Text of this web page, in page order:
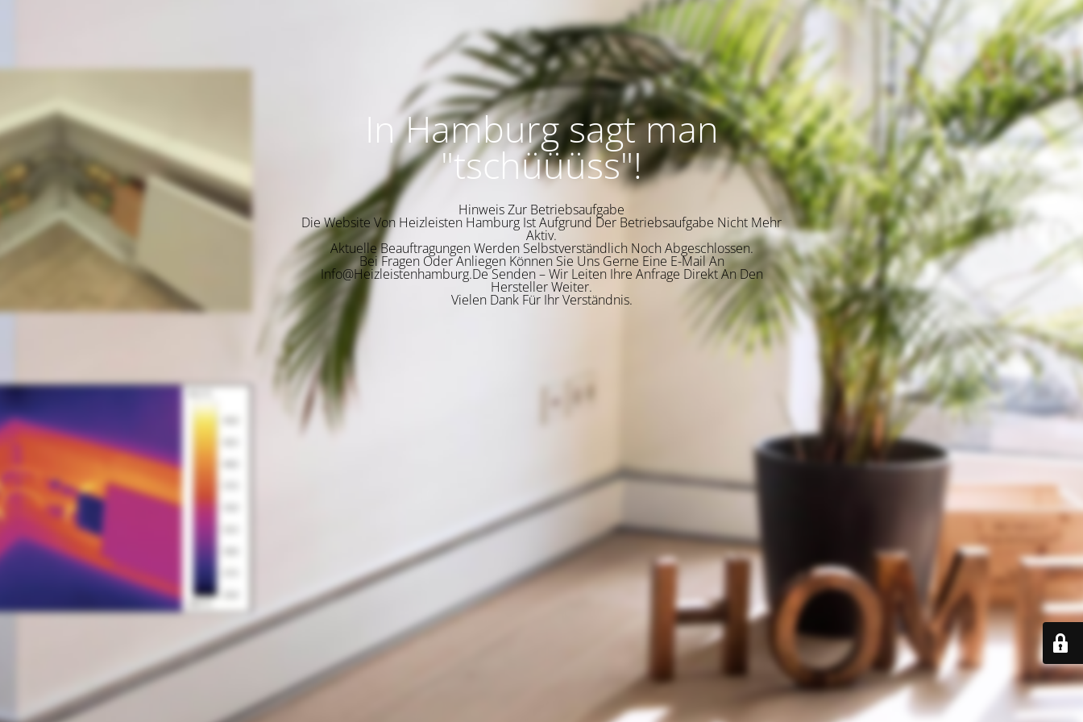
In Hamburg sagt man
"tschüüüss"!
Hinweis Zur Betriebsaufgabe
Die Website Von Heizleisten Hamburg Ist Aufgrund Der Betriebsaufgabe Nicht Mehr
Aktiv.
Aktuelle Beauftragungen Werden Selbstverständlich Noch Abgeschlossen.
Bei Fragen Oder Anliegen Können Sie Uns Gerne Eine E-Mail An
Info@Heizleistenhamburg.De Senden – Wir Leiten Ihre Anfrage Direkt An Den
Hersteller Weiter.
Vielen Dank Für Ihr Verständnis.